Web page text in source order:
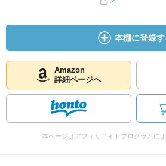
本棚に登録す
Amazon
詳細ページへ
本ページはアフィリエイトプログラムに